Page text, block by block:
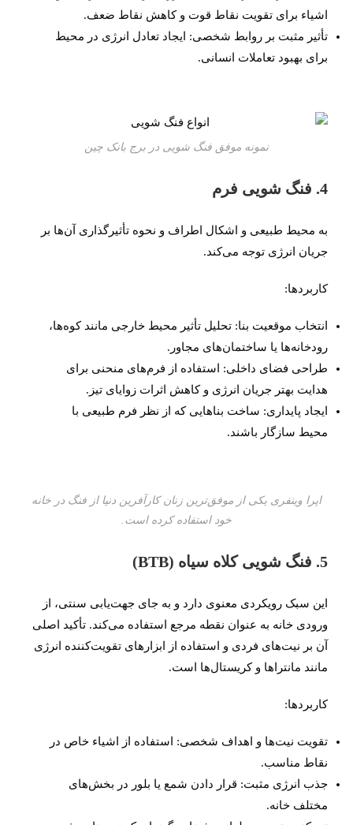
اشیاء برای تقویت نقاط قوت و کاهش نقاط ضعف.
تأثیر مثبت بر روابط شخصی: ایجاد تعادل انرژی در محیط
برای بهبود تعاملات انسانی.
نمونه موفق فنگ شویی در برج بانک چین
4. فنگ شویی فرم
به محیط طبیعی و اشکال اطراف و نحوه تأثیرگذاری آن‌ها بر
جریان انرژی توجه می‌کند.
کاربردها:
انتخاب موقعیت بنا: تحلیل تأثیر محیط خارجی مانند کوه‌ها،
رودخانه‌ها یا ساختمان‌های مجاور.
طراحی فضای داخلی: استفاده از فرم‌های منحنی برای
هدایت بهتر جریان انرژی و کاهش اثرات زوایای تیز.
ایجاد پایداری: ساخت بناهایی که از نظر فرم طبیعی با
محیط سازگار باشند.
اپرا وینفری یکی از موفق‌ترین زنان کارآفرین دنیا از فنگ در خانه‌
خود استفاده کرده است.
5. فنگ شویی کلاه سیاه (BTB)
این سبک رویکردی معنوی دارد و به جای جهت‌یابی سنتی، از
ورودی خانه به عنوان نقطه مرجع استفاده می‌کند. تأکید اصلی
آن بر نیت‌های فردی و استفاده از ابزارهای تقویت‌کننده انرژی
مانند مانتراها و کریستال‌ها است.
کاربردها:
تقویت نیت‌ها و اهداف شخصی: استفاده از اشیاء خاص در
نقاط مناسب.
جذب انرژی مثبت: قرار دادن شمع یا بلور در بخش‌های
مختلف خانه.